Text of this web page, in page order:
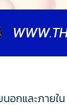
อกและภายใ